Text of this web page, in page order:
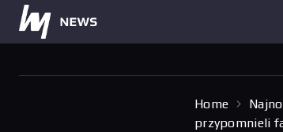
Home
przypomnieli